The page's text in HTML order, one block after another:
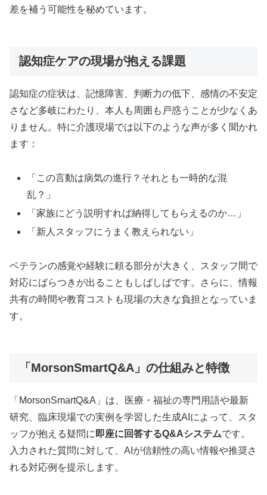
差を補う可能性を秘めています。
認知症ケアの現場が抱える課題
認知症の症状は、記憶障害、判断力の低下、感情の不安定
さなど多岐にわたり、本人も周囲も戸惑うことが少なくあ
りません。特に介護現場では以下のような声が多く聞かれ
ます：
「この言動は病気の進行？それとも一時的な混
乱？」
「家族にどう説明すれば納得してもらえるのか…」
「新人スタッフにうまく教えられない」
ベテランの感覚や経験に頼る部分が大きく、スタッフ間で
対応にばらつきが出ることもしばしばです。さらに、情報
共有の時間や教育コストも現場の大きな負担となっていま
す。
「MorsonSmartQ&A」の仕組みと特徴
「MorsonSmartQ&A」は、医療・福祉の専門用語や最新
研究、臨床現場での実例を学習した生成AIによって、スタ
ッフが抱える疑問に 即座に回答するQ&Aシステムです。
入力された質問に対して、AIが信頼性の高い情報や推奨さ
れる対応例を提示します。